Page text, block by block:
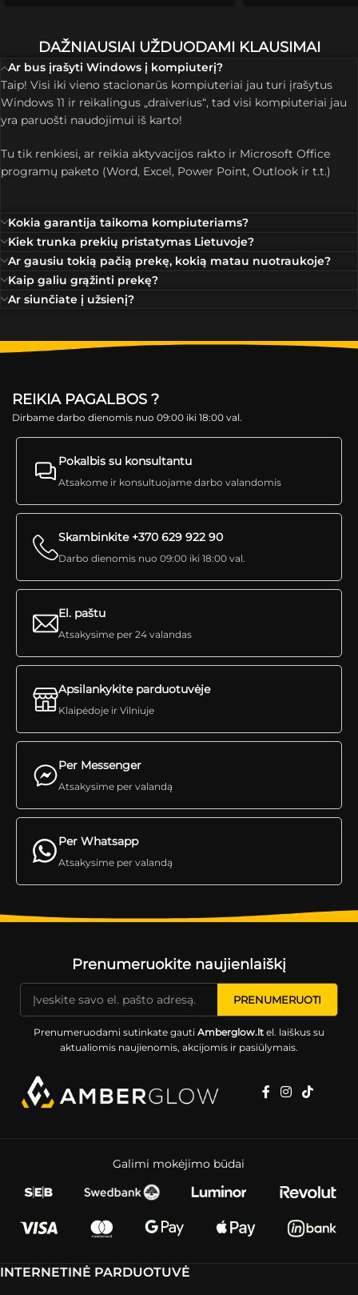
DAŽNIAUSIAI UŽDUODAMI KLAUSIMAI
Ar bus įrašyti Windows į kompiuterį?
Taip! Visi iki vieno stacionarūs kompiuteriai jau turi įrašytus
Windows 11 ir reikalingus „draiverius“, tad visi kompiuteriai jau
yra paruošti naudojimui iš karto!
Tu tik renkiesi, ar reikia aktyvacijos rakto ir Microsoft Office
programų paketo (Word, Excel, Power Point, Outlook ir t.t.)
Kokia garantija taikoma kompiuteriams?
Kiek trunka prekių pristatymas Lietuvoje?
Ar gausiu tokią pačią prekę, kokią matau nuotraukoje?
Kaip galiu grąžinti prekę?
Ar siunčiate į užsienį?
REIKIA PAGALBOS ?
Dirbame darbo dienomis nuo 09:00 iki 18:00 val.
Pokalbis su konsultantu
Atsakome ir konsultuojame darbo valandomis
Skambinkite +370 629 922 90
Darbo dienomis nuo 09:00 iki 18:00 val.
Per Messenger
Atsakysime per valandą
El. paštu
Atsakysime per 24 valandas
Apsilankykite parduotuvėje
Klaipėdoje ir Vilniuje
Per Whatsapp
Atsakysime per valandą
Prenumeruokite naujienlaiškį
Prenumeruodami sutinkate gauti Amberglow.ltel. laiškus su
aktualiomis naujienomis, akcijomis ir pasiūlymais.
Galimi mokėjimo būdai
INTERNETINĖ PARDUOTUVĖ